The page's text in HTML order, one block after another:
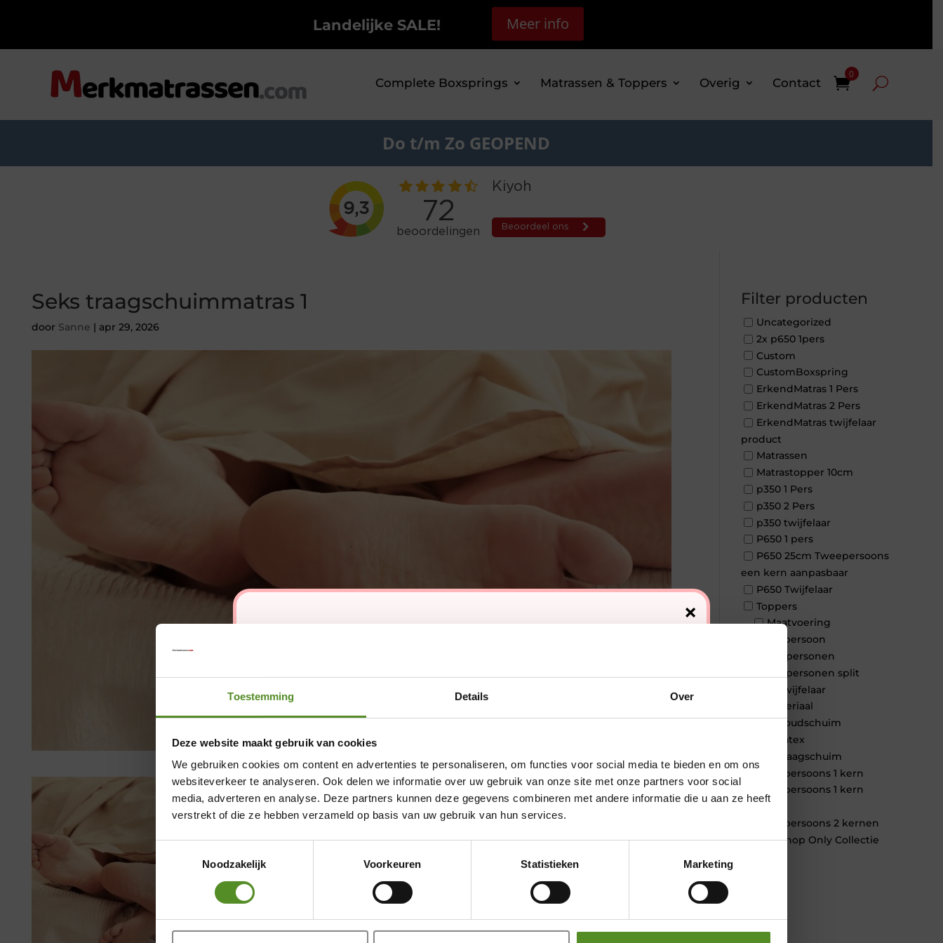
Toestemming Details Over
Deze website maakt gebruik van cookies
We gebruiken cookies om content en advertenties te personaliseren, om functies voor social media te bieden en om ons
websiteverkeer te analyseren. Ook delen we informatie over uw gebruik van onze site met onze partners voor social
media, adverteren en analyse. Deze partners kunnen deze gegevens combineren met andere informatie die u aan ze heeft
verstrekt of die ze hebben verzameld op basis van uw gebruik van hun services.
Noodzakelijk
Voorkeuren Statistieken Marketing
Landelijke SALE! Meer info
Complete Boxsprings Matrassen & Toppers Overig Contact
0
Do t/m Zo GEOPEND
Seks traagschuimmatras 1
door Sanne | apr 29, 2026
Filter producten
Uncategorized
2x p650 1pers
Custom
CustomBoxspring
ErkendMatras 1 Pers
ErkendMatras 2 Pers
ErkendMatras twijfelaar
product
Matrassen
Matrastopper 10cm
p350 1 Pers
p350 2 Pers
p350 twijfelaar
P650 1 pers
P650 25cm Tweepersoons
een kern aanpasbaar
P650 Twijfelaar
Toppers
Maatvoering
1 persoon
2 personen
2 personen split
Twijfelaar
Materiaal
Koudschuim
Latex
Traagschuim
Tweepersoons 1 kern
Tweepersoons 1 kern
product
Tweepersoons 2 kernen
Webshop Only Collectie
Showroom Breda
Donderdag 12:00 – 17:00
Vrijdag 12:00 – 17:00
Zaterdag 12:00 – 17:00
×